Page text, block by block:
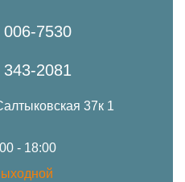
7530
2081
37к 1
- 18:00